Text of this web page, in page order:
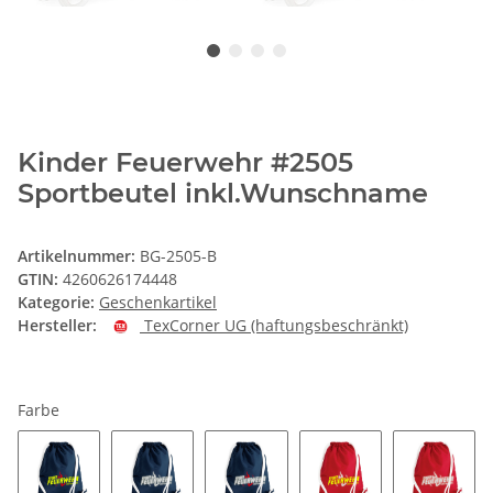
Kinder Feuerwehr #2505
Sportbeutel inkl.Wunschname
Artikelnummer: BG-2505-B
GTIN: 4260626174448
Kategorie: Geschenkartikel
Hersteller:
TexCorner UG (haftungsbeschränkt)
Farbe